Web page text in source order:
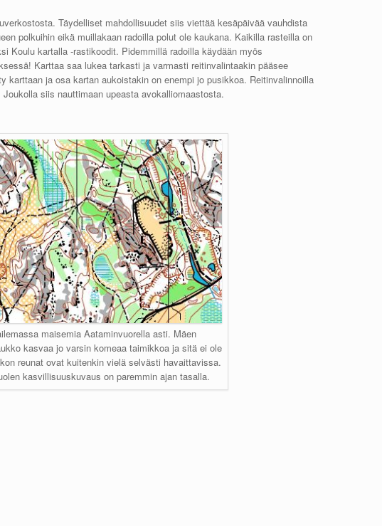
Täydelliset mahdollisuudet siis viettää kesäpäivää vauhdista
polkuihin eikä muillakaan radoilla polut ole kaukana. Kaikilla rasteilla on
Koulu kartalla -rastikoodit. Pidemmillä radoilla käydään myös
Karttaa saa lukea tarkasti ja varmasti reitinvalintaakin pääsee
ja osa kartan aukoistakin on enempi jo pusikkoa. Reitinvalinnoilla
siis nauttimaan upeasta avokalliomaastosta.
maisemia Aataminvuorella asti. Mäen
kasvaa jo varsin komeaa taimikkoa ja sitä ei ole
reunat ovat kuitenkin vielä selvästi havaittavissa.
kasvillisuuskuvaus on paremmin ajan tasalla.